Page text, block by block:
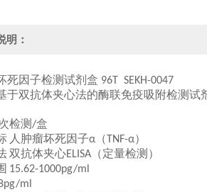
明：
死因子检测试剂盒 96T SEKH-0047
于双抗体夹心法的酶联免疫吸附检测试
检测/盒
人肿瘤坏死因子α （ TNF-α）
双抗体夹心ELISA （定量检测）
15.62-1000pg/ml
ml